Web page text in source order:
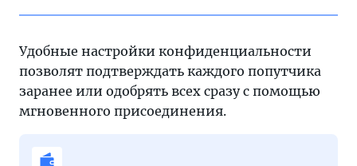
Удобные настройки конфиденциальности
позволят подтверждать каждого попутчика
заранее или одобрять всех сразу с помощью
мгновенного присоединения.